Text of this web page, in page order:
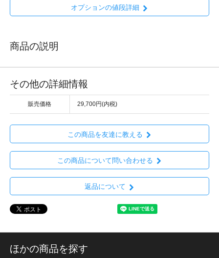
オプションの値段詳細
商品の説明
その他の詳細情報
販売価格 29,700円(内税)
この商品を友達に教える
この商品について問い合わせる
返品について
ほかの商品を探す